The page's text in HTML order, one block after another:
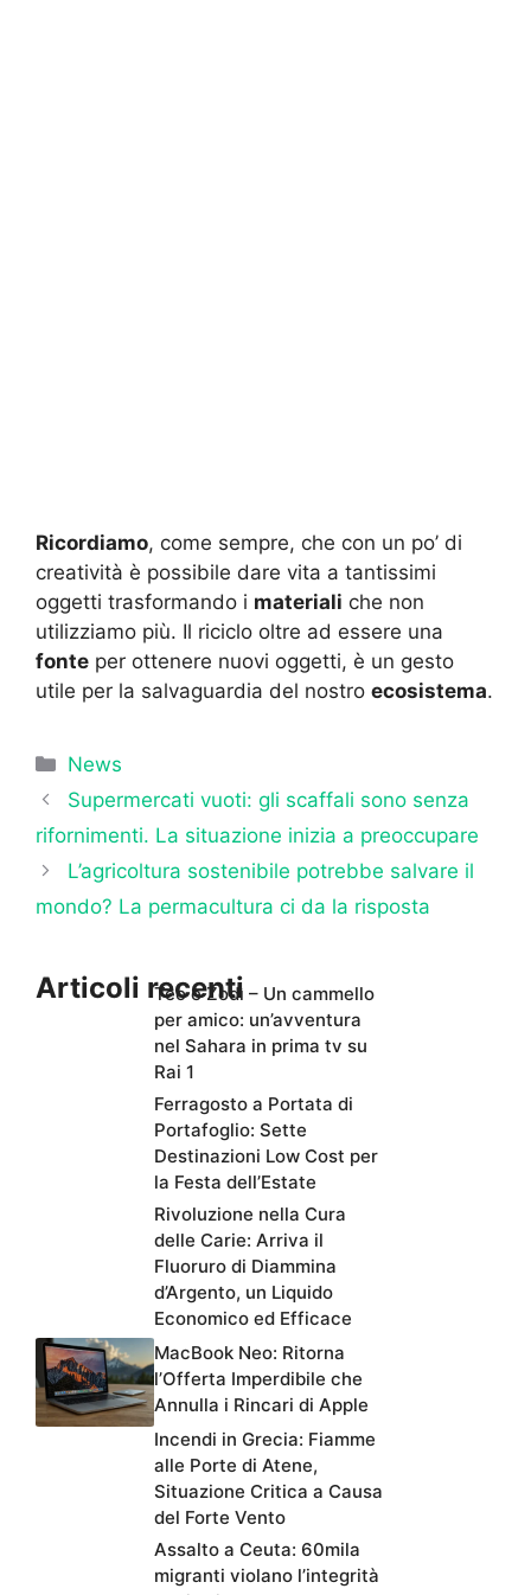
Ricordiamo, come sempre, che con un po’ di
creatività è possibile dare vita a tantissimi
oggetti trasformando i materiali che non
utilizziamo più. Il riciclo oltre ad essere una
fonte per ottenere nuovi oggetti, è un gesto
utile per la salvaguardia del nostro ecosistema.
Categorie
News
Supermercati vuoti: gli scaffali sono senza
rifornimenti. La situazione inizia a preoccupare
L’agricoltura sostenibile potrebbe salvare il
mondo? La permacultura ci da la risposta
Articoli recentiTeo e Zodì – Un cammello
per amico: un’avventura
nel Sahara in prima tv su
Rai 1
Ferragosto a Portata di
Portafoglio: Sette
Destinazioni Low Cost per
la Festa dell’Estate
Rivoluzione nella Cura
delle Carie: Arriva il
Fluoruro di Diammina
d’Argento, un Liquido
Economico ed Efficace
MacBook Neo: Ritorna
l’Offerta Imperdibile che
Annulla i Rincari di Apple
Incendi in Grecia: Fiamme
alle Porte di Atene,
Situazione Critica a Causa
del Forte Vento
Assalto a Ceuta: 60mila
migranti violano l’integrità